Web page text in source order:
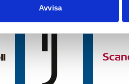
sociala medier och annons- och
Avvisa